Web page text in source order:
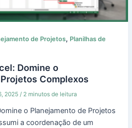
de Projetos, Planilhas de
Domine o
Complexos
2025 / 2 minutos de leitura
o Planejamento de Projetos
a coordenação de um